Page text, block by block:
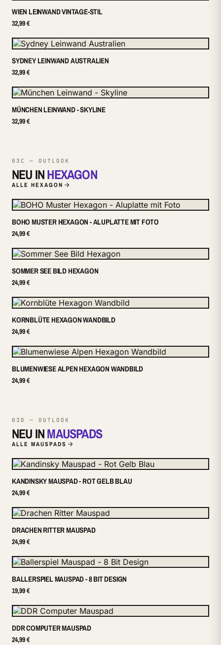
WIEN LEINWAND VINTAGE-STIL
32,99 €
SYDNEY LEINWAND AUSTRALIEN
32,99 €
MÜNCHEN LEINWAND - SKYLINE
32,99 €
03C — OUTLOOK
NEU INHEXAGON
ALLE HEXAGON
BOHO MUSTER HEXAGON - ALUPLATTE MIT FOTO
24,99 €
SOMMER SEE BILD HEXAGON
24,99 €
KORNBLÜTE HEXAGON WANDBILD
24,99 €
BLUMENWIESE ALPEN HEXAGON WANDBILD
24,99 €
03D — OUTLOOK
NEU INMAUSPADS
ALLE MAUSPADS
KANDINSKY MAUSPAD - ROT GELB BLAU
24,99 €
DRACHEN RITTER MAUSPAD
24,99 €
BALLERSPIEL MAUSPAD - 8 BIT DESIGN
19,99 €
DDR COMPUTER MAUSPAD
24,99 €